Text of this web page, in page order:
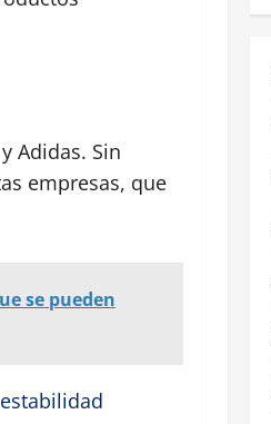
Adidas. Sin
empresas, que
se pueden
estabilidad